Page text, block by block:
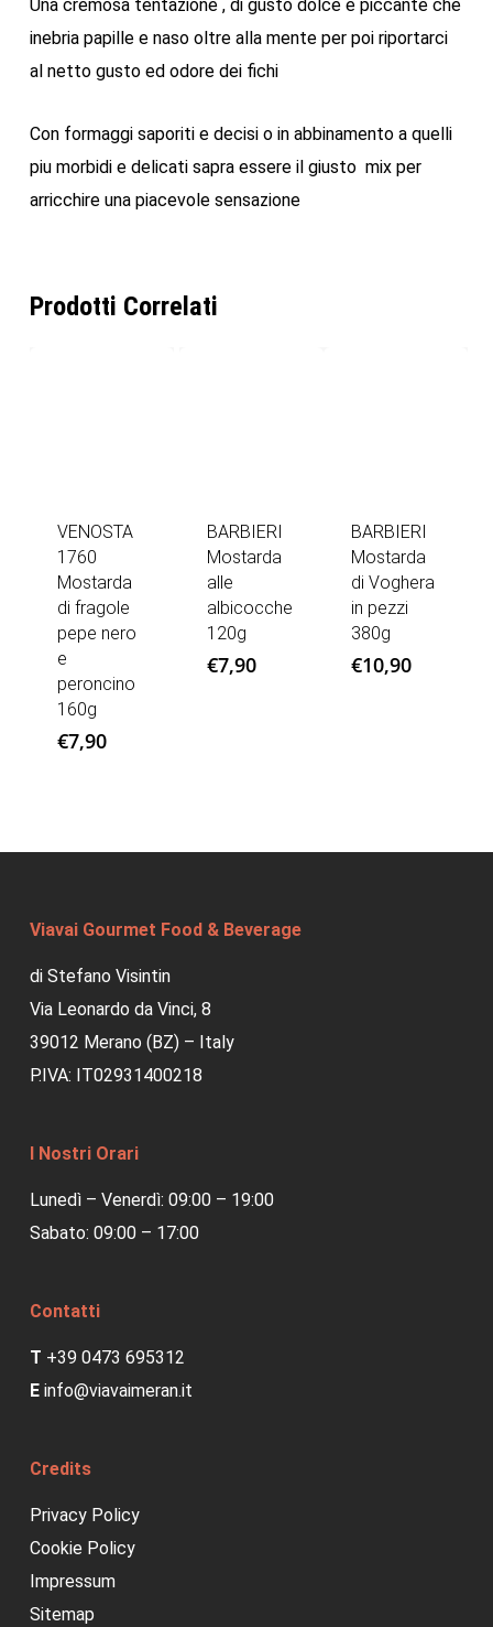
Una cremosa tentazione , di gusto dolce e piccante che
inebria papille e naso oltre alla mente per poi riportarci
al netto gusto ed odore dei fichi
Con formaggi saporiti e decisi o in abbinamento a quelli
piu morbidi e delicati sapra essere il giusto mix per
arricchire una piacevole sensazione
Prodotti Correlati
VENOSTA
1760
Mostarda
di fragole
pepe nero
e
peroncino
160g
€7,90
BARBIERI
Mostarda
alle
albicocche
120g
€7,90
BARBIERI
Mostarda
di Voghera
in pezzi
380g
€10,90
Viavai Gourmet Food & Beverage
di Stefano Visintin
Via Leonardo da Vinci, 8
39012 Merano (BZ) – Italy
P.IVA: IT02931400218
I Nostri Orari
Lunedì – Venerdì: 09:00 – 19:00
Sabato: 09:00 – 17:00
Contatti
T +39 0473 695312
E info@viavaimeran.it
Credits
Privacy Policy
Cookie Policy
Impressum
Sitemap